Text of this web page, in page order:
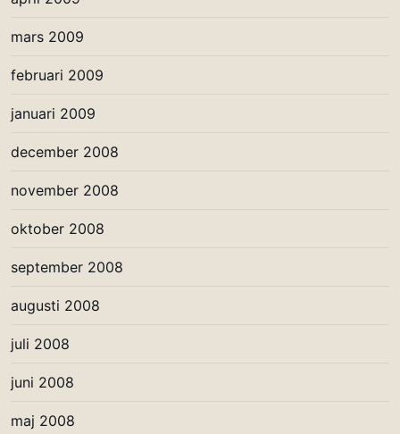
mars 2009
februari 2009
januari 2009
december 2008
november 2008
oktober 2008
september 2008
augusti 2008
juli 2008
juni 2008
maj 2008